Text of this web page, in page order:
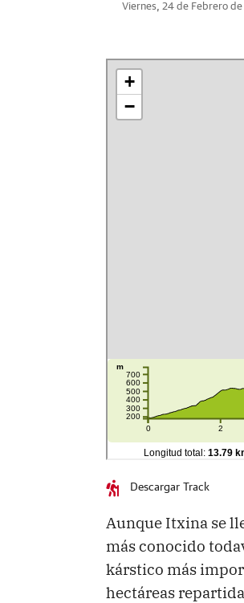
Viernes, 24 de Febrero de
Descargar Track
Aunque Itxina se
más conocido
kárstico más
hectáreas